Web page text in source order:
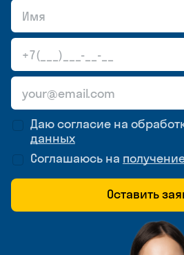
Даю согласие на
данных
Соглашаюсь на
Оставить